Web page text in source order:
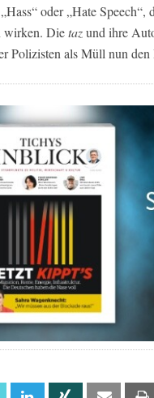
oder „Hate
wirken. Dietazund ihre
Polizisten als Müll nun den